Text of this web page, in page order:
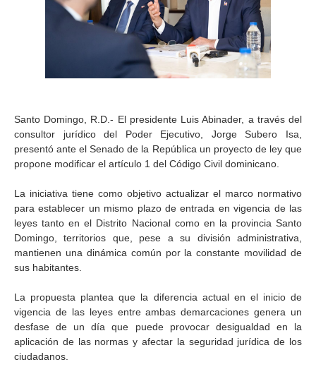
Santo Domingo, R.D.- El presidente Luis Abinader, a través del
consultor jurídico del Poder Ejecutivo, Jorge Subero Isa,
presentó ante el Senado de la República un proyecto de ley que
propone modificar el artículo 1 del Código Civil dominicano.
La iniciativa tiene como objetivo actualizar el marco normativo
para establecer un mismo plazo de entrada en vigencia de las
leyes tanto en el Distrito Nacional como en la provincia Santo
Domingo, territorios que, pese a su división administrativa,
mantienen una dinámica común por la constante movilidad de
sus habitantes.
La propuesta plantea que la diferencia actual en el inicio de
vigencia de las leyes entre ambas demarcaciones genera un
desfase de un día que puede provocar desigualdad en la
aplicación de las normas y afectar la seguridad jurídica de los
ciudadanos.